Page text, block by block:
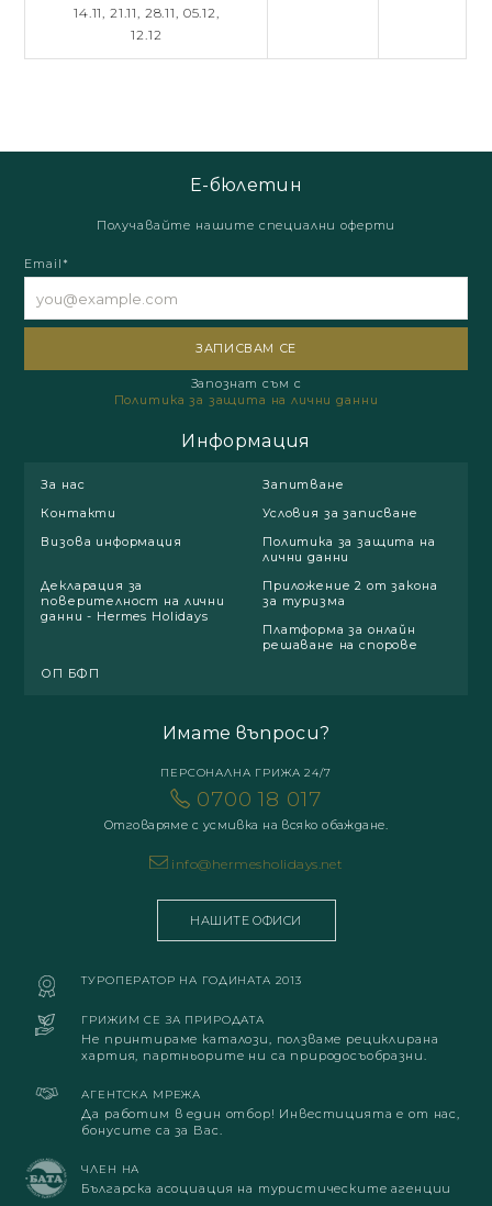
14.11, 21.11, 28.11, 05.12,
12.12
Е-бюлетин
Получавайте нашите специални оферти
Email*
Запознат съм с
Политика за защита на лични данни
Информация
За нас
Запитване
Контакти
Условия за записване
Визова информация
Политика за защита на
лични данни
Декларация за
поверителност на лични
данни - Hermes Holidays
Приложение 2 от закона
за туризма
Платформа за онлайн
решаване на спорове
ОП БФП
Имате въпроси?
ПЕРСОНАЛНА ГРИЖА 24/7
0700 18 017
Отговаряме с усмивка на всяко обаждане.
info@hermesholidays.net
НАШИТЕ ОФИСИ
ТУРОПЕРАТОР НА ГОДИНАТА 2013
ГРИЖИМ СЕ ЗА ПРИРОДАТА
Не принтираме каталози, ползваме рециклирана
хартия, партньорите ни са природосъобразни.
АГЕНТСКА МРЕЖА
Да работим в един отбор! Инвестицията е от нас,
бонусите са за Вас.
ЧЛЕН НА
Българска асоциация на туристическите агенции